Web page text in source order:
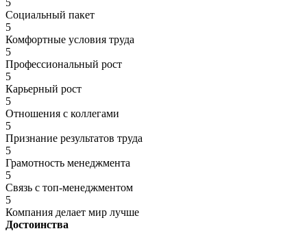
Социальный пакет
5
Комфортные условия труда
5
Профессиональный рост
5
Карьерный рост
5
Отношения с коллегами
5
Признание результатов труда
5
Грамотность менеджмента
5
Связь с топ-менеджментом
5
Компания делает мир лучше
Достоинства